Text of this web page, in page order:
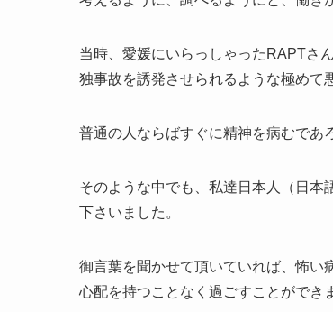
当時、愛媛にいらっしゃったRAPTさ
独事故を誘発させられるような極めて
普通の人ならばすぐに精神を病むであ
そのような中でも、私達日本人（日本
下さいました。
御言葉を聞かせて頂いていれば、怖い
心配を持つことなく過ごすことができ